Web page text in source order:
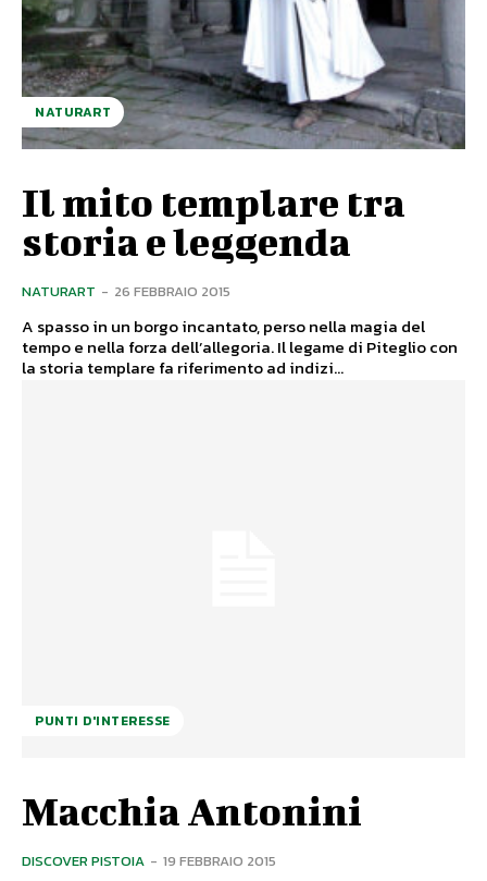
NATURART
Il mito templare tra
storia e leggenda
NATURART - 26 FEBBRAIO 2015
A spasso in un borgo incantato, perso nella magia del
tempo e nella forza dell’allegoria. Il legame di Piteglio con
la storia templare fa riferimento ad indizi...
PUNTI D'INTERESSE
Macchia Antonini
DISCOVER PISTOIA - 19 FEBBRAIO 2015